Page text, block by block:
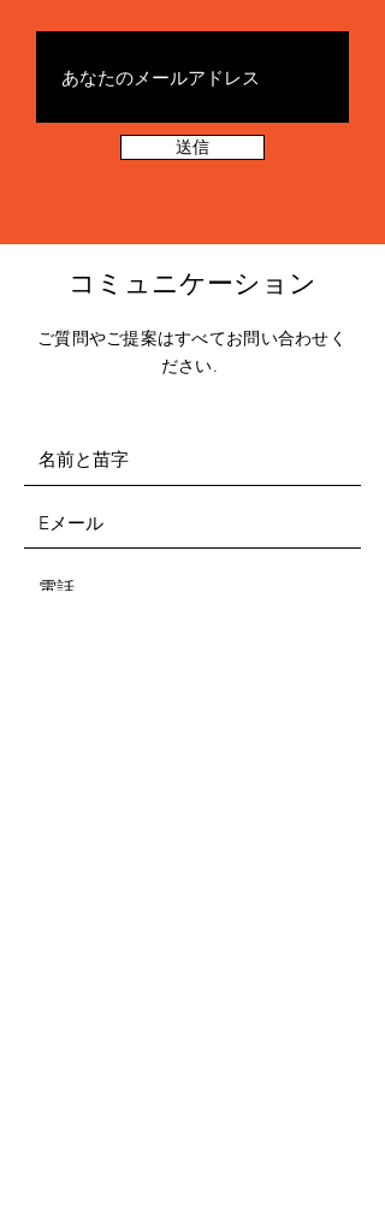
送信
コミュニケーション
ご質問やご提案はすべてお問い合わせく
ださい.